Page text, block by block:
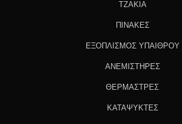
ΤΖΑΚΙΑ
ΠΙΝΑΚΕΣ
ΕΞΟΠΛΙΣΜΟΣ ΥΠΑΙΘΡΟΥ
ΑΝΕΜΙΣΤΗΡΕΣ
ΘΕΡΜΑΣΤΡΕΣ
ΚΑΤΑΨΥΚΤΕΣ